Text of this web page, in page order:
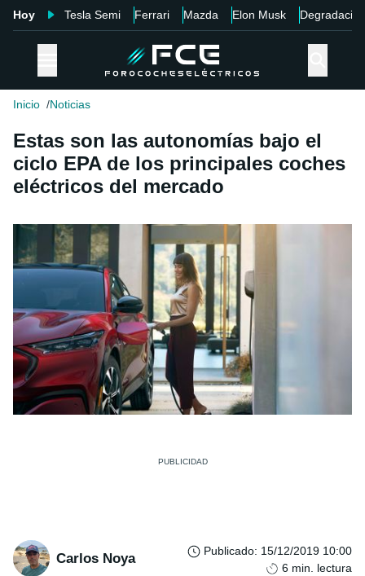
Hoy Tesla Semi Ferrari Mazda Elon Musk Degradación
Inicio Noticias
Estas son las autonomías bajo el
ciclo EPA de los principales coches
eléctricos del mercado
Carlos Noya Publicado: 15/12/2019 10:00
6 min. lectura